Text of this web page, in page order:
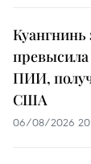
Куангнинь
ПИИ,
США
06/08/2026